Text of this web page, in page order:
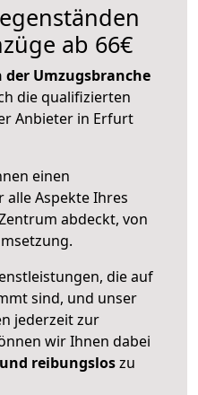
ab 66€
der Umzugsbranche
die qualifizierten
Anbieter in Erfurt
einen
alle Aspekte Ihres
abdeckt, von
die auf
sind, und unser
jederzeit zur
wir Ihnen dabei
reibungsloszu